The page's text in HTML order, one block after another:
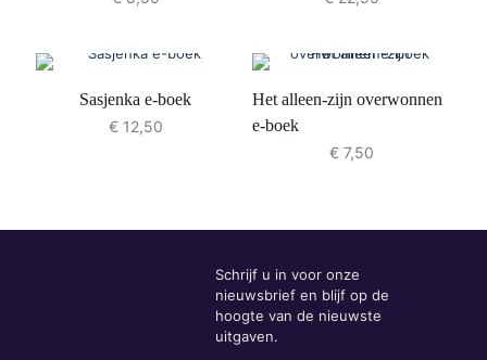
Sasjenka e-boek
€12,50
Het alleen-zijn overwonnen
e-boek
€7,50
Schrijf u in voor onze
nieuwsbrief en blijf op de
hoogte van de nieuwste
uitgaven.